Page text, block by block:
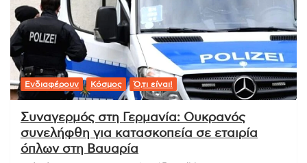
Ενδιαφέρουν Κόσμος Ό,τι είναι!
Συναγερμός στη Γερμανία: Ουκρανός
συνελήφθη για κατασκοπεία σε εταιρία
όπλων στη Βαυαρία